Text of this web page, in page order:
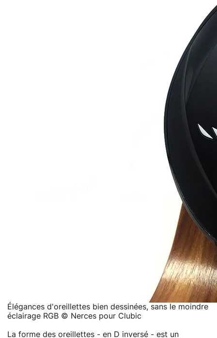
Élégances d'oreillettes bien dessinées, sans le moindre
éclairage RGB © Nerces pour Clubic
La forme des oreillettes - en D inversé - est un